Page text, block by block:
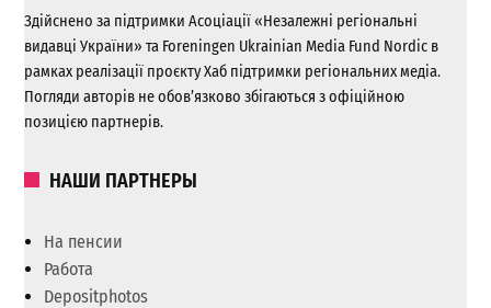
Здійснено за підтримки Асоціації «Незалежні регіональні
видавці України» та Foreningen Ukrainian Media Fund Nordic в
рамках реалізації проєкту Хаб підтримки регіональних медіа.
Погляди авторів не обов’язково збігаються з офіційною
позицією партнерів.
НАШИ ПАРТНЕРЫ
На пенсии
Работа
Depositphotos